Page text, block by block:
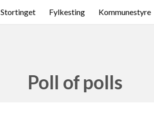
Stortinget Fylkesting Kommunestyre
Poll of polls